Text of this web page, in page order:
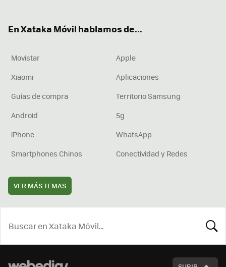
En Xataka Móvil hablamos de...
Movistar
Apple
Xiaomi
Aplicaciones
Guías de compra
Territorio Samsung
Android
5g
iPhone
WhatsApp
Smartphones Chinos
Conectividad y Redes
VER MÁS TEMAS